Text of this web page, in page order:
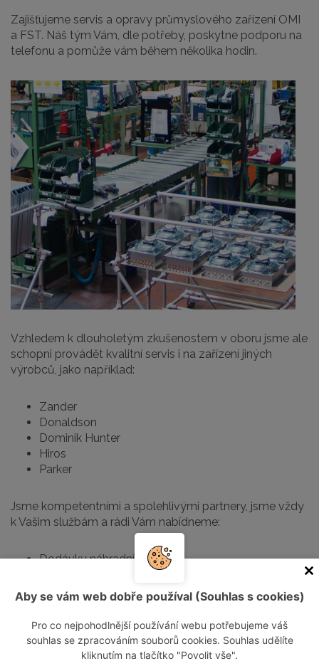
Zajišťujeme servis a opravy průmyslového zařízení OMI
a FST. Náš tým Vám, dle potřeby, poskytne podporu na
telefonu a pomůže vám během několika hodin.
Vzhledem k dlouholetým zkušenostem v oboru jsme ale
schopni provádět kvalitní servis i na zařízení jiných
výrobců, jako například:
Zander
Donaldson
Dominik Hunter
Hiros
Parker
Jsme kompetentními a spolehlivými partnery, jsme vždy
k Vašim službám a rádi Vám nabídneme:
Dodávky náhradních dílů
Revize
Servisní smlouvy
Jestliže máte zájem o opravu Vašeho zařízení, můžete
vyplnit a zaslat námformulář opravy.
Aby se vám web dobře používal (Souhlas s cookies)
Pro co nejpohodlnější používání webu potřebujeme váš
souhlas se zpracováním souborů cookies. Souhlas udělíte
kliknutím na tlačítko "Povolit vše".